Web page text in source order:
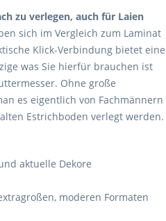
zu verlegen, auch für Laien
sich im Vergleich zum Laminat
Klick-Verbindung bietet eine
was Sie hierfür brauchen ist
Ohne große
es eigentlich von Fachmännern
Estrichboden verlegt werden.
aktuelle Dekore
moderen Formaten